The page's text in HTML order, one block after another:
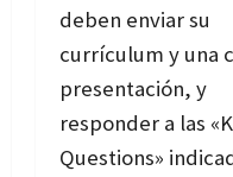
deben enviar su
currículum y una
presentación, y
responder a las
Questions»